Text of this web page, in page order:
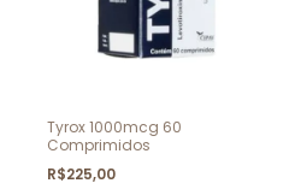
Tyrox 1000mcg 60
Comprimidos
R$225,00